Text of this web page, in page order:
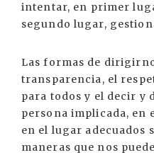
intentar, en primer
segundo lugar,
Las formas de
transparencia, el
para todos y el decir y
persona implicada, en
en el lugar adecuados
maneras que nos